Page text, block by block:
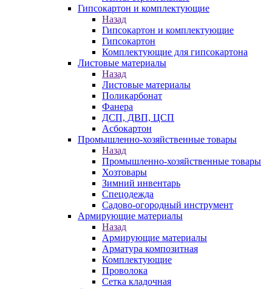
Гипсокартон и комплектующие
Назад
Гипсокартон и комплектующие
Гипсокартон
Комплектующие для гипсокартона
Листовые материалы
Назад
Листовые материалы
Поликарбонат
Фанера
ДСП, ДВП, ЦСП
Асбокартон
Промышленно-хозяйственные товары
Назад
Промышленно-хозяйственные товары
Хозтовары
Зимний инвентарь
Спецодежда
Садово-огородный инструмент
Армирующие материалы
Назад
Армирующие материалы
Арматура композитная
Комплектующие
Проволока
Сетка кладочная